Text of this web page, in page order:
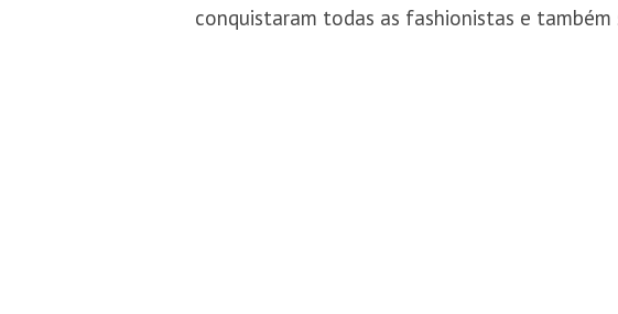
conquistaram todas as fashionistas e também